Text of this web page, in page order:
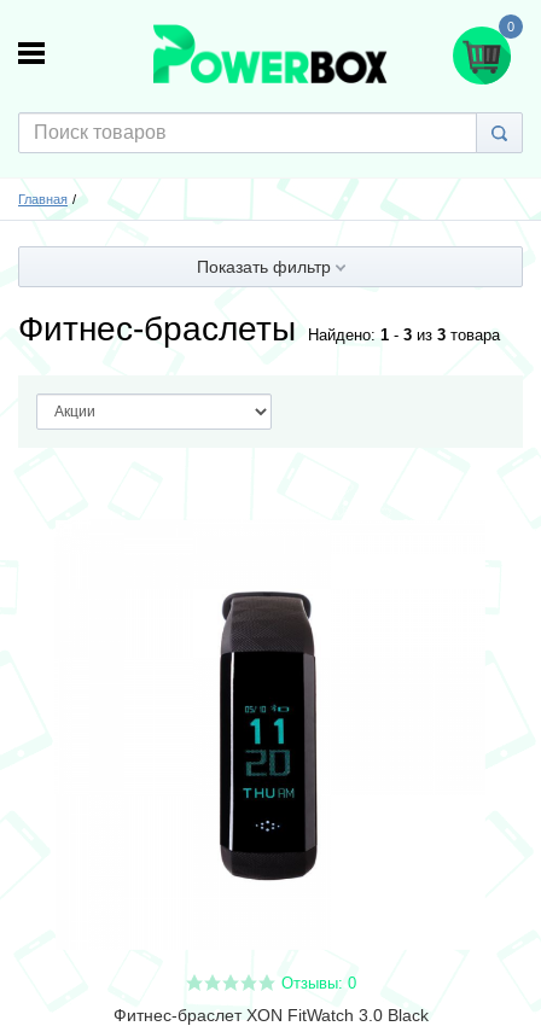
0
Главная
Показать фильтр
Фитнес-браслеты Найдено: 1 - 3 из 3 товара
Отзывы: 0
Фитнес-браслет XON FitWatch 3.0 Black